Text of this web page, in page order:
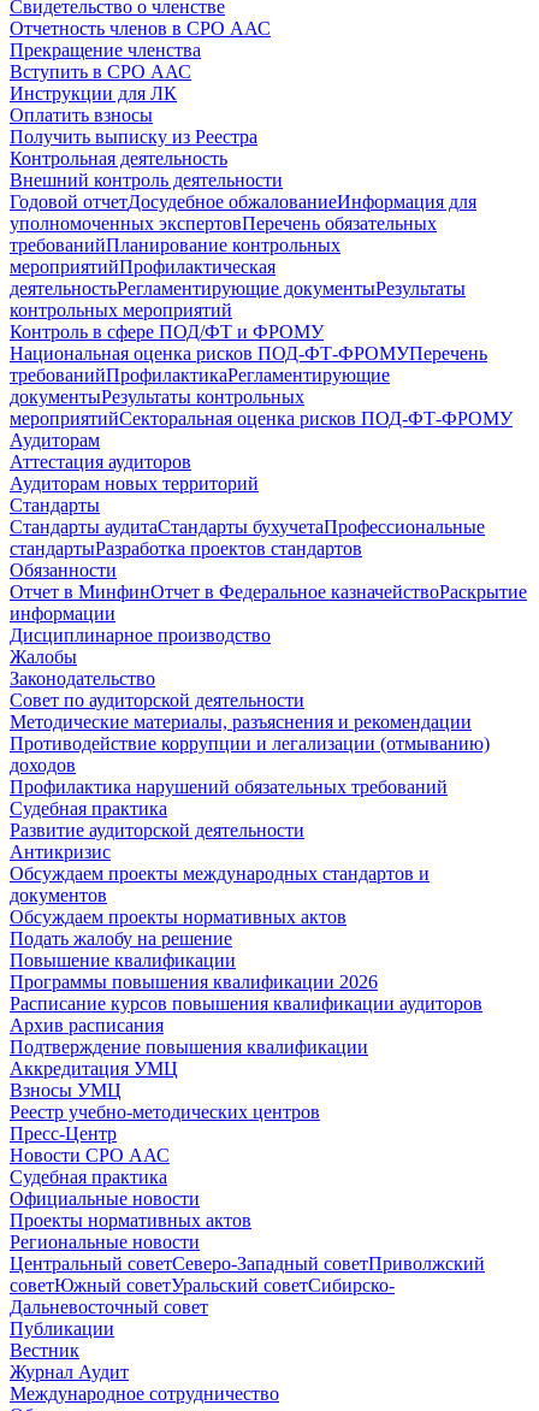
Свидетельство о членстве
Отчетность членов в СРО ААС
Прекращение членства
Вступить в СРО ААС
Инструкции для ЛК
Оплатить взносы
Получить выписку из Реестра
Контрольная деятельность
Внешний контроль деятельности
Годовой отчетДосудебное обжалованиеИнформация для
уполномоченных экспертовПеречень обязательных
требованийПланирование контрольных
мероприятийПрофилактическая
деятельностьРегламентирующие документыРезультаты
контрольных мероприятий
Контроль в сфере ПОД/ФТ и ФРОМУ
Национальная оценка рисков ПОД-ФТ-ФРОМУПеречень
требованийПрофилактикаРегламентирующие
документыРезультаты контрольных
мероприятийСекторальная оценка рисков ПОД-ФТ-ФРОМУ
Аудиторам
Аттестация аудиторов
Аудиторам новых территорий
Стандарты
Стандарты аудитаСтандарты бухучетаПрофессиональные
стандартыРазработка проектов стандартов
Обязанности
Отчет в МинфинОтчет в Федеральное казначействоРаскрытие
информации
Дисциплинарное производство
Жалобы
Законодательство
Совет по аудиторской деятельности
Методические материалы, разъяснения и рекомендации
Противодействие коррупции и легализации (отмыванию)
доходов
Профилактика нарушений обязательных требований
Судебная практика
Развитие аудиторской деятельности
Антикризис
Обсуждаем проекты международных стандартов и
документов
Обсуждаем проекты нормативных актов
Подать жалобу на решение
Повышение квалификации
Программы повышения квалификации 2026
Расписание курсов повышения квалификации аудиторов
Архив расписания
Подтверждение повышения квалификации
Аккредитация УМЦ
Взносы УМЦ
Реестр учебно-методических центров
Пресс-Центр
Новости СРО ААС
Судебная практика
Официальные новости
Проекты нормативных актов
Региональные новости
Центральный советСеверо-Западный советПриволжский
советЮжный советУральский советСибирско-
Дальневосточный совет
Публикации
Вестник
Журнал Аудит
Международное сотрудничество